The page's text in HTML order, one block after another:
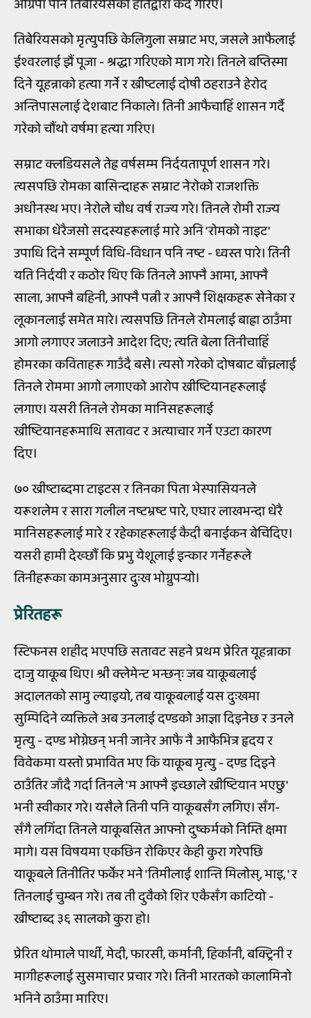
अग्रिपा पनि तिबेरियसको हातद्वारा कैद गरिए।
तिबेरियसको मृत्युपछि केलिगुला सम्राट भए, जसले आफैलाई
ईश्वरलाई झैं पूजा - श्रद्धा गरिएको माग गरे। तिनले बप्तिस्मा
दिने यूहन्नाको हत्या गर्ने र ख्रीष्टलाई दोषी ठहराउने हेरोद
अन्तिपासलाई देशबाट निकाले। तिनी आफैचाहिँ शासन गर्दै
गरेको चौंथो वर्षमा हत्या गरिए।
सम्राट क्लडियसले तेह्र वर्षसम्म निर्दयतापूर्ण शासन गरे।
त्यसपछि रोमका बासिन्दाहरू सम्राट नेरोको राजशक्ति
अधीनस्थ भए। नेरोले चौध वर्ष राज्य गरे। तिनले रोमी राज्य
सभाका धेरैजसो सदस्यहरूलाई मारे अनि 'रोमको नाइट'
उपाधि दिने सम्पूर्ण विधि-विधान पनि नष्ट - ध्वस्त पारे। तिनी
यति निर्दयी र कठोर थिए कि तिनले आफ्नै आमा, आफ्नै
साला, आफ्नै बहिनी, आफ्नै पत्नी र आफ्नै शिक्षकहरू सेनेका र
लूकानलाई समेत मारे। त्यसपछि तिनले रोमलाई बाह्रा ठाउँमा
आगो लगाएर जलाउने आदेश दिए; त्यति बेला तिनीचाहिँ
होमरका कविताहरू गाउँदै बसे। त्यसो गरेको दोषबाट बाँच्नलाई
तिनले रोममा आगो लगाएको आरोप ख्रीष्टियानहरूलाई
लगाए। यसरी तिनले रोमका मानिसहरूलाई
ख्रीष्टियानहरूमाथि सतावट र अत्याचार गर्ने एउटा कारण
दिए।
७० ख्रीष्टाब्दमा टाइटस र तिनका पिता भेस्पासियनले
यरूशलेम र सारा गलील नष्टभ्रष्ट पारे, एघार लाखभन्दा धेरै
मानिसहरूलाई मारे र रहेकाहरूलाई कैदी बनाईकन बेचिदिए।
यसरी हामी देख्छौं कि प्रभु येशूलाई इन्कार गर्नेहरूले
तिनीहरूका कामअनुसार दुःख भोग्नुपर्‍यो।
प्रेरितहरू
स्टिफनस शहीद भएपछि सतावट सहने प्रथम प्रेरित यूहन्नाका
दाजु याकूब थिए। श्री क्लेमेन्ट भन्छन्ः जब याकूबलाई
अदालतको सामु ल्याइयो, तब याकूबलाई यस दुःखमा
सुम्पिदिने व्यक्तिले अब उनलाई दण्डको आज्ञा दिइनेछ र उनले
मृत्यु - दण्ड भोग्नेछन् भनी जानेर आफै नै आफैभित्र हृदय र
विवेकमा यस्तो प्रभावित भए कि याकूब मृत्यु - दण्ड दिइने
ठाउँतिर जाँदै गर्दा तिनले 'म आफ्नै इच्छाले ख्रीष्टियान भएछु'
भनी स्वीकार गरे। यसैले तिनी पनि याकूबसँग लगिए। सँग-
सँगै लगिँदा तिनले याकूबसित आफ्नो दुष्कर्मको निम्ति क्षमा
मागे। यस विषयमा एकछिन रोकिएर केही कुरा गरेपछि
याकूबले तिनीतिर फर्केर भने 'तिमीलाई शान्ति मिलोस्, भाइ, ' र
तिनलाई चुम्बन गरे। तब ती दुवैको शिर एकैसँग काटियो -
ख्रीष्टाब्द ३६ सालको कुरा हो।
प्रेरित थोमाले पार्थी, मेदी, फारसी, कर्मानी, हिर्कानी, बक्ट्रिनी र
मागीहरूलाई सुसमाचार प्रचार गरे। तिनी भारतको कालामिनो
भनिने ठाउँमा मारिए।